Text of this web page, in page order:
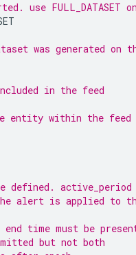
use FULL_DATASET
was generated on
in the feed
entity within the feed
defined.
alert is applied to
time must be
but not both